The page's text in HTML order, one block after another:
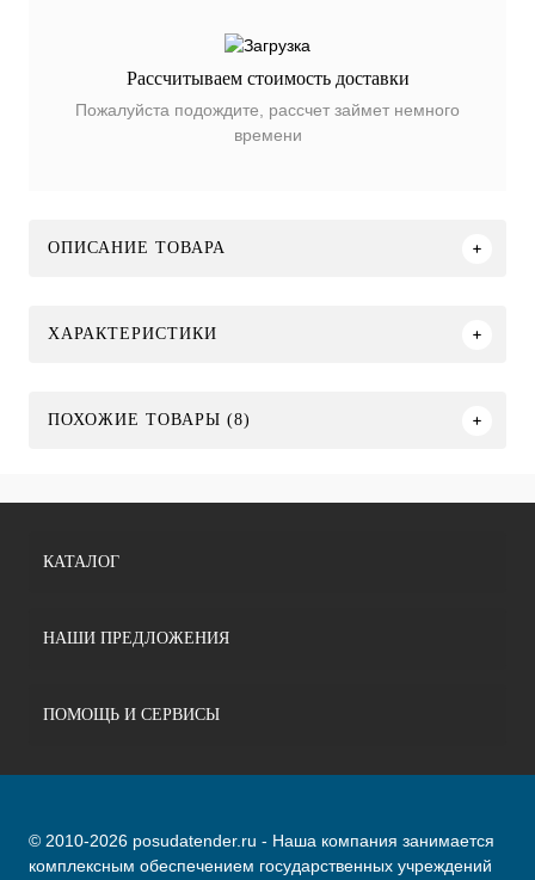
Рассчитываем стоимость доставки
Пожалуйста подождите, рассчет займет немного
времени
ОПИСАНИЕ ТОВАРА
ХАРАКТЕРИСТИКИ
ПОХОЖИЕ ТОВАРЫ (8)
КАТАЛОГ
НАШИ ПРЕДЛОЖЕНИЯ
ПОМОЩЬ И СЕРВИСЫ
© 2010-2026 posudatender.ru - Наша компания занимается
комплексным обеспечением государственных учреждений